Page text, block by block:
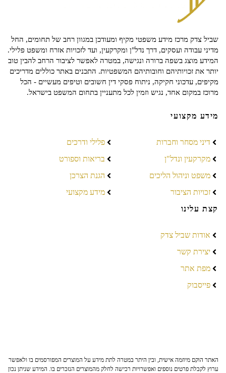
שביל צדק מרכז מידע משפטי מקיף ומעודכן במגוון רחב של תחומים, החל
מדיני עבודה ועסקים, דרך נדל"ן ומקרקעין, ועד לזכויות אזרח ומשפט פלילי.
המידע מוצג בשפה ברורה ונגישה, במטרה לאפשר לציבור הרחב להבין טוב
יותר את זכויותיהם וחובותיהם המשפטיות. התכנים באתר כוללים מדריכים
מקיפים, עדכוני חקיקה, ניתוח פסקי דין חשובים וטיפים מעשיים - הכל
מרוכז במקום אחד, נגיש וזמין לכל מתעניין בתחום המשפט בישראל.
מידע מקצועי
דיני מסחר וחברות
מקרקעין ונדל"ן
משפט וניהול הליכים
זכויות הציבור
פלילי ודרכים
בריאות וספורט
הגנת הצרכן
מידע מקצועי
קצת עלינו
אודות שביל צדק
יצירת קשר
מפת אתר
פייסבוק
האתר הוקם מיוזמה אישית, ובין היתר במטרה לתת מידע על המוצרים המפורסמים בו ולאפשר
ערוץ לקבלת פרטים נוספים ואפשרויות רכישה לחלק מהמוצרים הנזכרים בו. המידע שניתן נכון